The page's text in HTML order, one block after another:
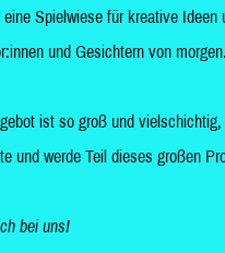
eine Spielwiese für kreative
und Gesichtern von morgen.
ist so groß und
und werde Teil dieses großen
bei uns!